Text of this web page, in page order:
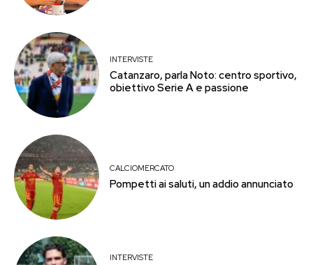
INTERVISTE
Catanzaro, parla Noto: centro sportivo,
obiettivo Serie A e passione
CALCIOMERCATO
Pompetti ai saluti, un addio annunciato
INTERVISTE